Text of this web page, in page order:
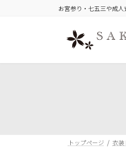
へ
ョ
お宮参り・七五三や成
トップページ 衣装